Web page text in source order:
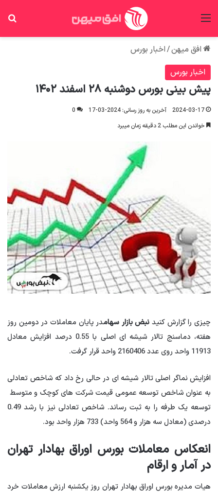
افق میهن/اخبار بورس
اخبار بورس
پیش بینی بورس دوشنبه ۲۸ اسفند ۱۴۰۲
2024-03-17 آخرین به روز رسانی: 2024-03-17
0
خواندن این مطلب 2 دقیقه زمان میبرد
چیزی را گزارش کنید نبض بازار سهامدر پایان معاملات در دومین روز
هفته، دماسنج تالار شیشه ای اصلی با 0.55 درصد افزایش معادل
11913 واحد روی عدد 2160406 واحد قرار گرفت.
افزایش نماگر اصلی تالار شیشه ای در حالی رخ داد که شاخص تعادلی
به عنوان شاخص توسعه عمومی قیمت شرکت های کوچک و متوسط ​​
توسعه یک طرفه را به ثبت رساند. شاخص تعادلی نیز با رشد 0.49
درصدی (معادل سه هزار و 564 واحد) 733 هزار واحد بود.
انعکاس معاملات بورس اوراق بهادار تهران
در آمار و ارقام
هیات مدیره بورس اوراق بهادار تهران روز یکشنبه ارزش معاملات خرد